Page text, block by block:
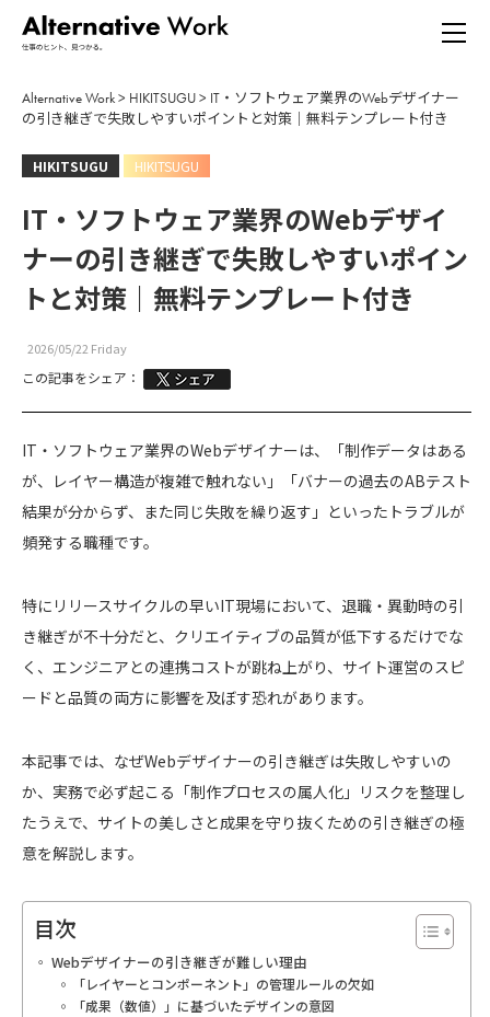
Alternative Work> HIKITSUGU> IT・ソフトウェア業界のWebデザイナー
の引き継ぎで失敗しやすいポイントと対策｜無料テンプレート付き
HIKITSUGU HIKITSUGU
IT・ソフトウェア業界のWebデザイ
ナーの引き継ぎで失敗しやすいポイン
トと対策｜無料テンプレート付き
2026/05/22 Friday
この記事をシェア：
IT・ソフトウェア業界のWebデザイナーは、「制作データはある
が、レイヤー構造が複雑で触れない」「バナーの過去のABテスト
結果が分からず、また同じ失敗を繰り返す」といったトラブルが
頻発する職種です。
特にリリースサイクルの早いIT現場において、退職・異動時の引
き継ぎが不十分だと、クリエイティブの品質が低下するだけでな
く、エンジニアとの連携コストが跳ね上がり、サイト運営のスピ
ードと品質の両方に影響を及ぼす恐れがあります。
本記事では、なぜWebデザイナーの引き継ぎは失敗しやすいの
か、実務で必ず起こる「制作プロセスの属人化」リスクを整理し
たうえで、サイトの美しさと成果を守り抜くための引き継ぎの極
意を解説します。
目次
Webデザイナーの引き継ぎが難しい理由
「レイヤーとコンポーネント」の管理ルールの欠如
「成果（数値）」に基づいたデザインの意図